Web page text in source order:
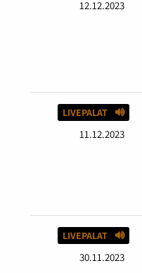
12.12.2023
LIVEPALAT
11.12.2023
LIVEPALAT
30.11.2023